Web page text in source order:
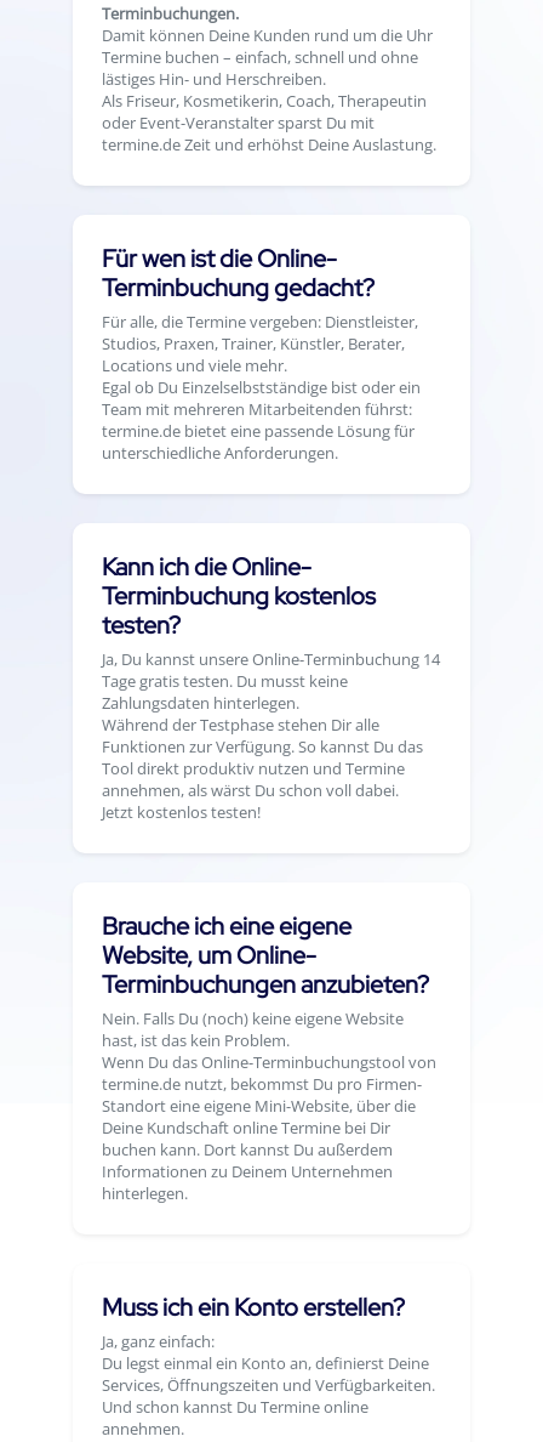
Terminbuchungen.
Damit können Deine Kunden rund um die Uhr
Termine buchen – einfach, schnell und ohne
lästiges Hin- und Herschreiben.
Als Friseur, Kosmetikerin, Coach, Therapeutin
oder Event-Veranstalter sparst Du mit
termine.de Zeit und erhöhst Deine Auslastung.
Für wen ist die Online-
Terminbuchung gedacht?
Für alle, die Termine vergeben: Dienstleister,
Studios, Praxen, Trainer, Künstler, Berater,
Locations und viele mehr.
Egal ob Du Einzelselbstständige bist oder ein
Team mit mehreren Mitarbeitenden führst:
termine.de bietet eine passende Lösung für
unterschiedliche Anforderungen.
Kann ich die Online-
Terminbuchung kostenlos
testen?
Ja, Du kannst unsere Online-Terminbuchung 14
Tage gratis testen. Du musst keine
Zahlungsdaten hinterlegen.
Während der Testphase stehen Dir alle
Funktionen zur Verfügung. So kannst Du das
Tool direkt produktiv nutzen und Termine
annehmen, als wärst Du schon voll dabei.
Jetzt kostenlos testen!
Brauche ich eine eigene
Website, um Online-
Terminbuchungen anzubieten?
Nein. Falls Du (noch) keine eigene Website
hast, ist das kein Problem.
Wenn Du das Online-Terminbuchungstool von
termine.de nutzt, bekommst Du pro Firmen-
Standort eine eigene Mini-Website, über die
Deine Kundschaft online Termine bei Dir
buchen kann. Dort kannst Du außerdem
Informationen zu Deinem Unternehmen
hinterlegen.
Muss ich ein Konto erstellen?
Ja, ganz einfach:
Du legst einmal ein Konto an, definierst Deine
Services, Öffnungszeiten und Verfügbarkeiten.
Und schon kannst Du Termine online
annehmen.